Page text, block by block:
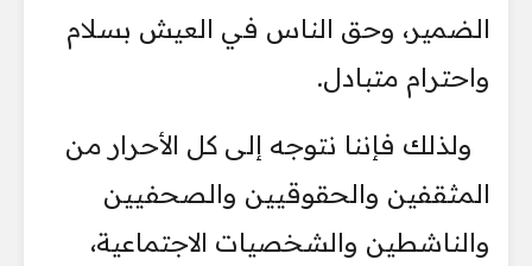
الضمير، وحق الناس في العيش بسلام
واحترام متبادل.
ولذلك فإننا نتوجه إلى كل الأحرار من
المثقفين والحقوقيين والصحفيين
والناشطين والشخصيات الاجتماعية،